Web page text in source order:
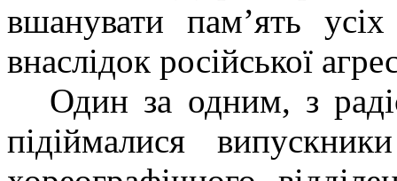
вшанувати пам’ять
внаслідок російської
Один за одним, з
підіймалися